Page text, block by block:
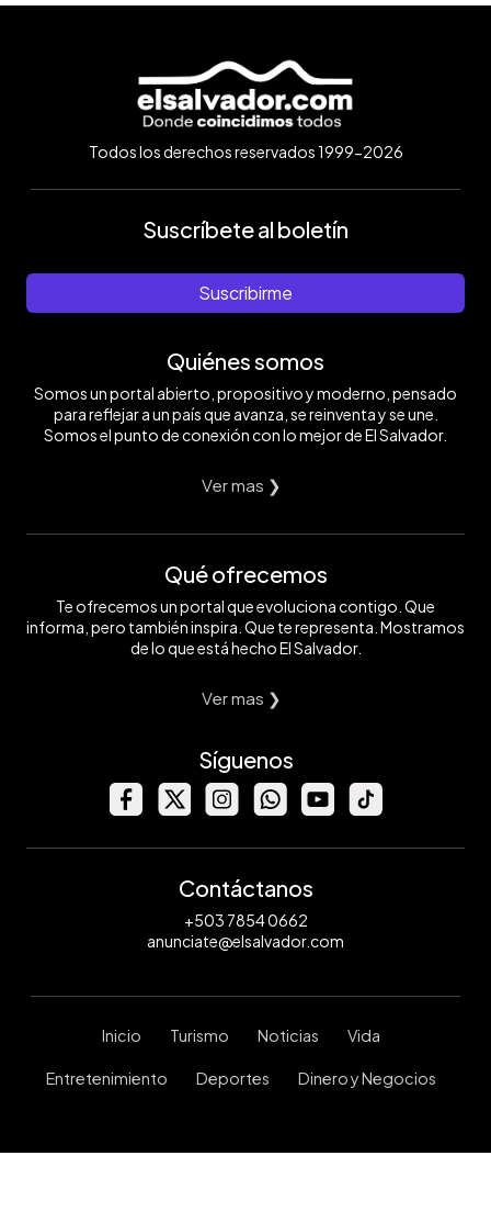
Todos los derechos reservados 1999-2026
Suscríbete al boletín
Suscribirme
Quiénes somos
Somos un portal abierto, propositivo y moderno, pensado
para reflejar a un país que avanza, se reinventa y se une.
Somos el punto de conexión con lo mejor de El Salvador.
Ver mas ❯
Qué ofrecemos
Te ofrecemos un portal que evoluciona contigo. Que
informa, pero también inspira. Que te representa. Mostramos
de lo que está hecho El Salvador.
Ver mas ❯
Síguenos
Contáctanos
+503 7854 0662
anunciate@elsalvador.com
Inicio Turismo Noticias Vida
Entretenimiento Deportes Dinero y Negocios